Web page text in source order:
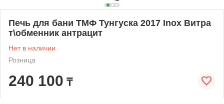
Печь для бани ТМФ Тунгуска 2017 Inox Витра
т\обменник антрацит
Нет в наличии
Розница
240 100 ₸